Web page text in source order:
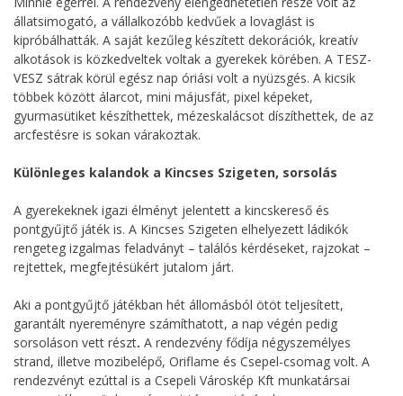
állatsimogató, a vállalkozóbb kedvűek a lovaglást is
kipróbálhatták. A saját kezűleg készített dekorációk, kreatív
alkotások is közkedveltek voltak a gyerekek körében. A TESZ-
VESZ sátrak körül egész nap óriási volt a nyüzsgés. A kicsik
többek között álarcot, mini májusfát, pixel képeket,
gyurmasütiket készíthettek, mézeskalácsot díszíthettek, de az
arcfestésre is sokan várakoztak.
Különleges kalandok a Kincses Szigeten, sorsolás
A gyerekeknek igazi élményt jelentett a kincskereső és
pontgyűjtő játék is. A Kincses Szigeten elhelyezett ládikók
rengeteg izgalmas feladványt – találós kérdéseket, rajzokat –
rejtettek, megfejtésükért jutalom járt.
Aki a pontgyűjtő játékban hét állomásból ötöt teljesített,
garantált nyereményre számíthatott, a nap végén pedig
sorsoláson vett részt. A rendezvény fődíja négyszemélyes
strand, illetve mozibelépő, Oriflame és Csepel-csomag volt. A
rendezvényt ezúttal is a Csepeli Városkép Kft munkatársai